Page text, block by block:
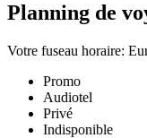
Planning de
Votre fuseau horaire:
Promo
Audiotel
Privé
Indisponible